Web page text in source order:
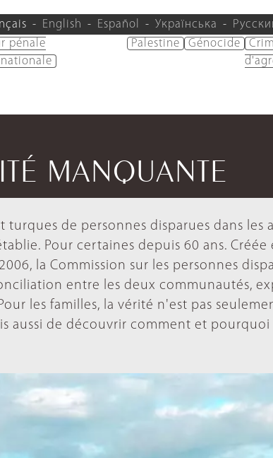
English Español Українська
pénale
Palestine Génocide
MANQUANTE
turques de personnes disparues dans les
Pour certaines depuis 60 ans. Créée
la Commission sur les personnes
entre les deux communautés,
les familles, la vérité n'est pas
aussi de découvrir comment et pourquoi